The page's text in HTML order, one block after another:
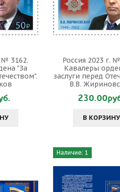
№ 3162.
"За
Россия 2023 г.
Кавалеры
заслуги перед
В.В.
В КОРЗИНУ
Наличие: 1